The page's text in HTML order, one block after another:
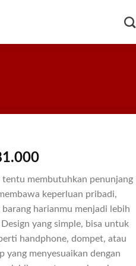
membutuhkan penunjang
keperluan pribadi,
harianmu menjadi lebih
yang simple, bisa untuk
handphone, dompet, atau
yang menyesuaikan dengan